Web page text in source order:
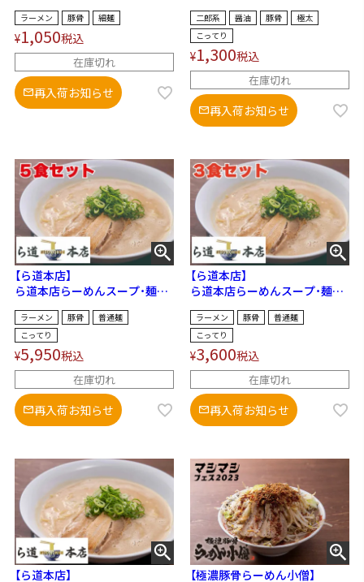
ラーメン 豚骨 細麺
¥1,050税込
在庫切れ
再入荷お知らせ
二郎系 醤油 豚骨
極太
こってり
¥1,300税込
在庫切れ
再入荷お知らせ
【ら道本店】
ら道本店らーめんスープ・麺セ
ラーメン 豚骨
普通麺
こってり
¥5,950税込
在庫切れ
再入荷お知らせ
【ら道本店】
ら道本店らーめんスープ・麺セ
ラーメン 豚骨
普通麺
こってり
¥3,600税込
在庫切れ
再入荷お知らせ
【ら道本店】
【極濃豚骨らーめん小僧】